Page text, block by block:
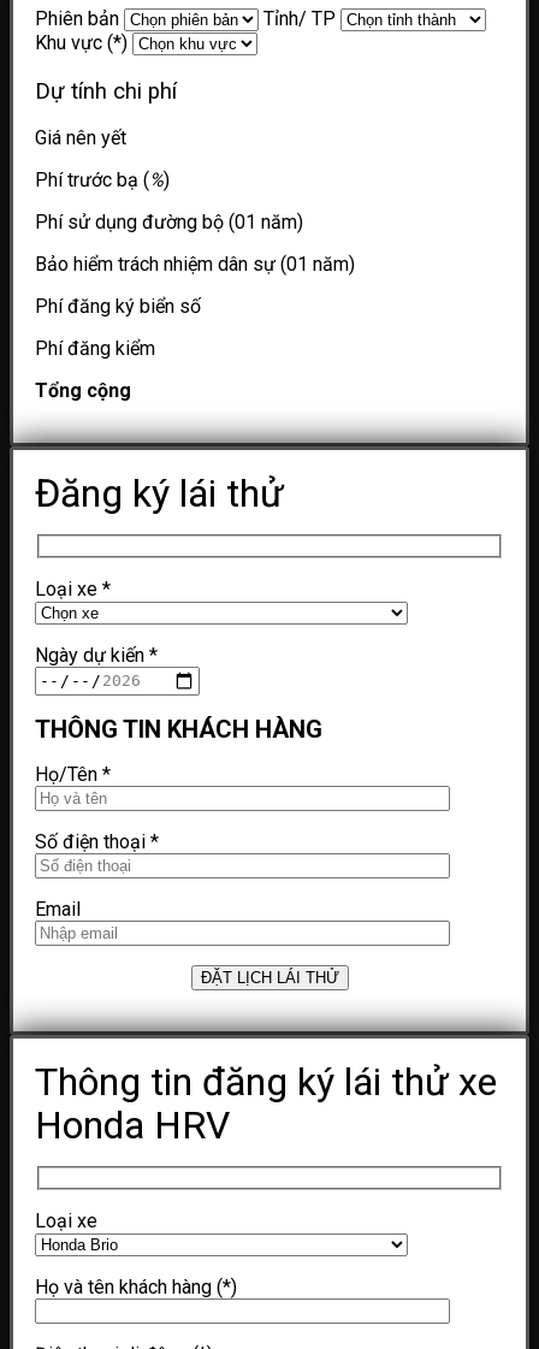
Phiên bản
Tỉnh/ TP
Khu vực (*)
Dự tính chi phí
Giá nên yết
Phí trước bạ ( %)
Phí sử dụng đường bộ (01 năm)
Bảo hiểm trách nhiệm dân sự (01 năm)
Phí đăng ký biển số
Phí đăng kiểm
Tổng cộng
Đăng ký lái thử
Loại xe *
Ngày dự kiến *
THÔNG TIN KHÁCH HÀNG
Họ/Tên *
Số điện thoại *
Email
Thông tin đăng ký lái thử xe
Honda HRV
Loại xe
Họ và tên khách hàng (*)